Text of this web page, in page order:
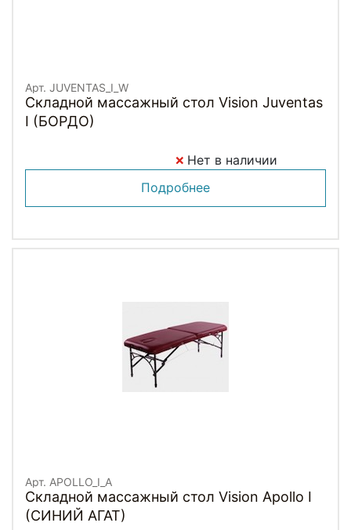
Арт. JUVENTAS_I_W
Складной массажный стол Vision Juventas
I (БОРДО)
Нет в наличии
Подробнее
Арт. APOLLO_I_A
Складной массажный стол Vision Apollo I
(СИНИЙ АГАТ)